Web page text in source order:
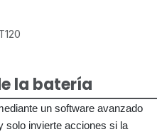
la batería
un software avanzado
solo invierte acciones si la